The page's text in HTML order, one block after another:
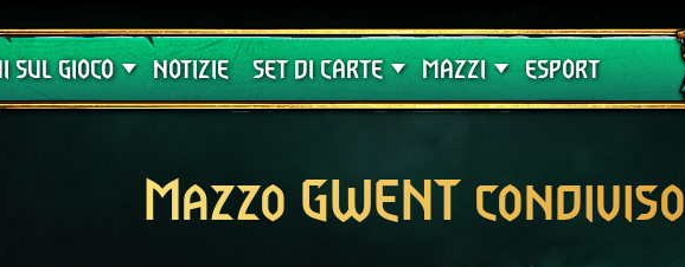
SUL GIOCO NOTIZIE SET DI CARTE
Crimson Curse
MAZZI
Guide
ESPORT
Mazzo GWENT condiviso